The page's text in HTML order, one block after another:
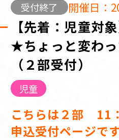
受付終了 開催日：
【先着：児童対
★ちょっと変わ
（２部受付）
児童
こちらは２部 11
申込受付ページです